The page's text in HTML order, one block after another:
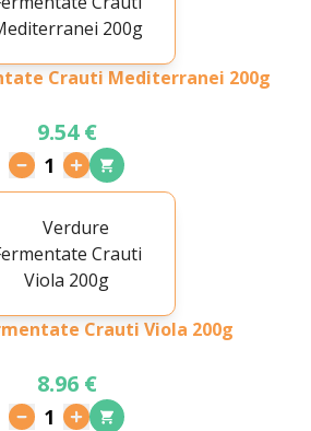
Crauti Mediterranei 200g
9.54 €
1
Crauti Viola 200g
8.96 €
1